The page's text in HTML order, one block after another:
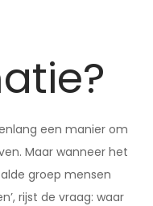
een manier om
Maar wanneer het
groep mensen
rijst de vraag: waar